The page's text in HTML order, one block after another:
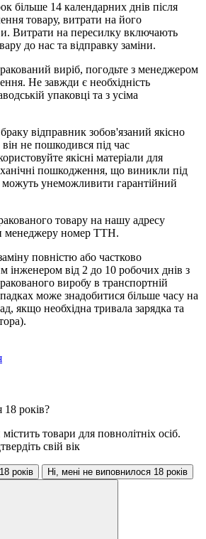
більше 14 календарних днів після
товару, витрати на його
Витрати на пересилку включають
до нас та відправку заміни.
виріб, погодьте з менеджером
Не завжди є необхідність
упаковці та з усіма
відправник зобов'язаний якісно
не пошкодився під час
якісні матеріали для
пошкодження, що виникли під
можуть унеможливити гарантійний
товару на нашу адресу
менеджеру номер ТТН.
повністю або частково
інженером від 2 до 10 робочих днів з
виробу в транспортній
може знадобитися більше часу на
якщо необхідна тривала зарядка та
років?
товари для повнолітніх осіб.
свій вік
років Ні, мені не виповнилося 18 років